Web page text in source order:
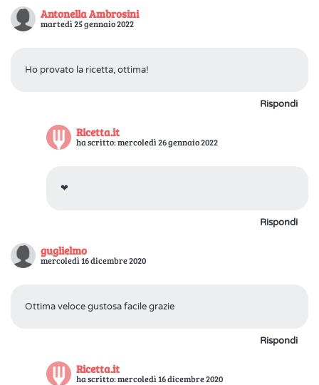
Antonella Ambrosini
martedì 25 gennaio 2022
Ho provato la ricetta, ottima!
Rispondi
Ricetta.it
ha scritto: mercoledì 26 gennaio 2022
❤
Rispondi
guglielmo
mercoledì 16 dicembre 2020
Ottima veloce gustosa facile grazie
Rispondi
Ricetta.it
ha scritto: mercoledì 16 dicembre 2020